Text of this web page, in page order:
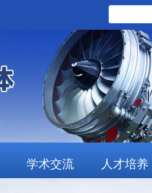
学术交流 人才培养